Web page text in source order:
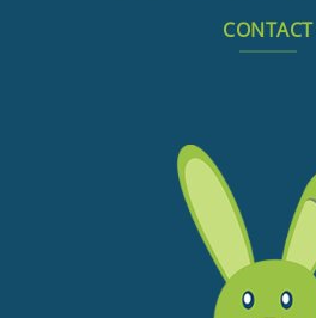
CONTACT